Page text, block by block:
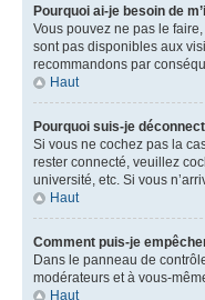
Pourquoi ai-je besoin de
Vous pouvez ne pas le
sont pas disponibles aux
recommandons par
Haut
Pourquoi suis-je
Si vous ne cochez pas la
rester connecté, veuillez
université, etc. Si vous
Haut
Comment puis-je
Dans le panneau de
modérateurs et à vous-
Haut